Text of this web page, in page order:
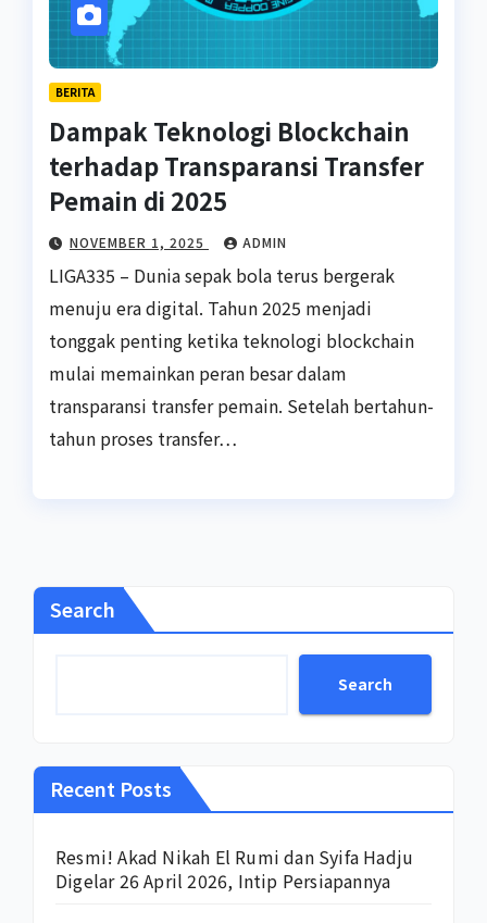
BERITA
Dampak Teknologi Blockchain
terhadap Transparansi Transfer
Pemain di 2025
NOVEMBER 1, 2025 ADMIN
LIGA335 – Dunia sepak bola terus bergerak
menuju era digital. Tahun 2025 menjadi
tonggak penting ketika teknologi blockchain
mulai memainkan peran besar dalam
transparansi transfer pemain. Setelah bertahun-
tahun proses transfer…
Search
Search
Recent Posts
Resmi! Akad Nikah El Rumi dan Syifa Hadju
Digelar 26 April 2026, Intip Persiapannya